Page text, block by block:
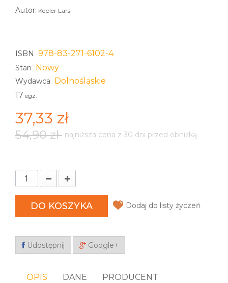
Autor: Kepler Lars
ISBN 978-83-271-6102-4
Stan Nowy
Wydawca Dolnośląskie
17 egz.
37,33 zł
54,90 zł najniższa cena z 30 dni przed obniżką
DO KOSZYKA Dodaj do listy życzeń
Udostępnij Google+
OPIS DANE PRODUCENT